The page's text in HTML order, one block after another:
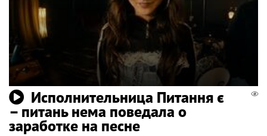
Исполнительница Питання є
– питань нема поведала о
заработке на песне